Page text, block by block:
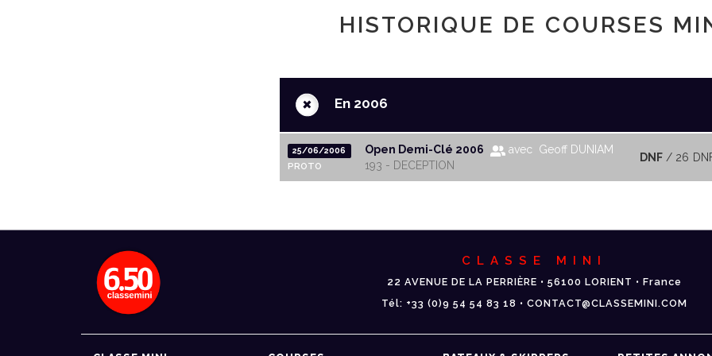
HISTORIQUE DE COURSES
+ En 2006
25/06/2006
PROTO
Open Demi-Clé 2006
avec Geoff DUNIAM
193 - DECEPTION
DNF / 26
CLASSE MINI
22 AVENUE DE LA PERRIÈRE • 56100 LORIENT • France
Tél: +33 (0)9 54 54 83 18 • CONTACT@CLASSEMINI.COM